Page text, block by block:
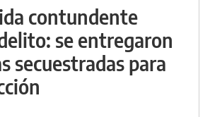
contundente
se entregaron
secuestradas para